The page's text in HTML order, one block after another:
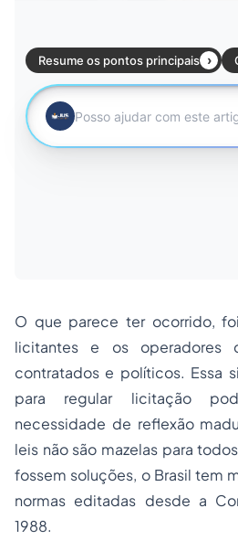
O que parece ter ocorrido,
licitantes e os operadores
contratados e políticos. Essa
para regular licitação
necessidade de reflexão
leis não são mazelas para
fossem soluções, o Brasil
normas editadas desde a
1988.